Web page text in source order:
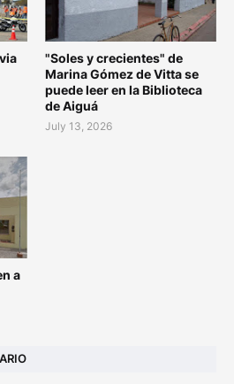
"Soles y crecientes" de
Marina Gómez de Vitta se
puede leer en la Biblioteca
de Aiguá
July 13, 2026
a